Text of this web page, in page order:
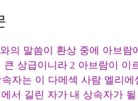
의 말씀이 환상 중에 아브
큰 상급이니라 2 아브람이
자는 이 다메섹 사람 엘리
서 길린 자가 내 상속자가